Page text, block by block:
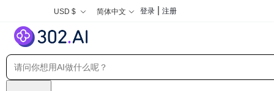
USD $ 简体中文 登录 注册